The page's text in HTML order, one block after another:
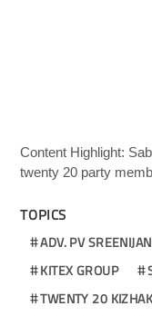
Content Highlight:
twenty 20 party
TOPICS
ADV. PV SREENIJAN
KITEX GROUP
TWENTY 20